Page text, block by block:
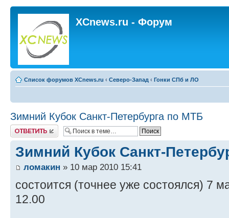
XCnews.ru - Форум
Список форумов XCnews.ru ‹ Северо-Запад ‹ Гонки СПб и ЛО
Зимний Кубок Санкт-Петербурга по МТБ
Ответить
Зимний Кубок Санкт-
ломакин » 10 мар 2010 15:41
состоится (точнее уже состоялся) 7
12.00